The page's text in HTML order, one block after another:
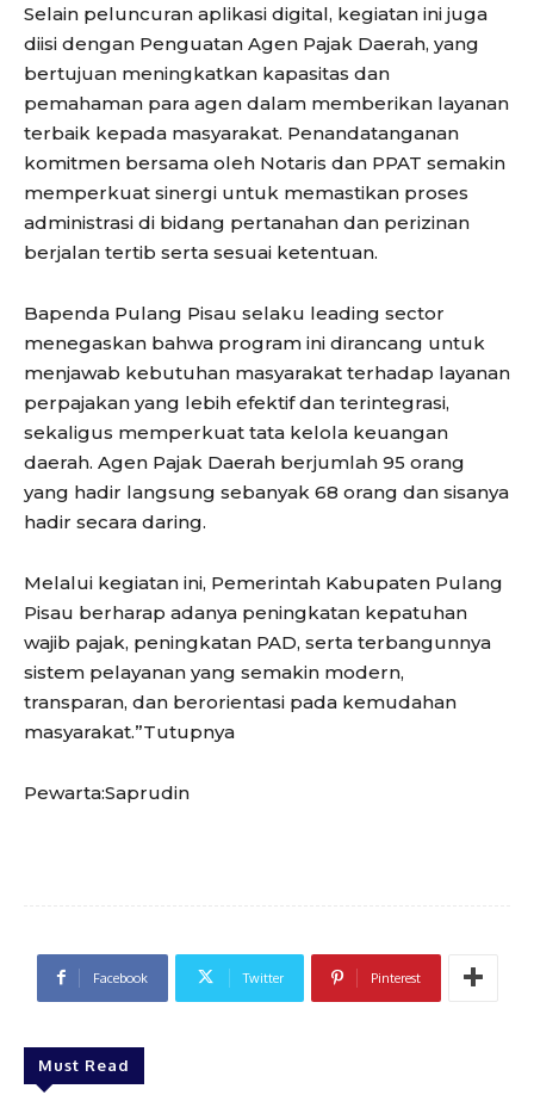
Selain peluncuran aplikasi digital, kegiatan ini juga
diisi dengan Penguatan Agen Pajak Daerah, yang
bertujuan meningkatkan kapasitas dan
pemahaman para agen dalam memberikan layanan
terbaik kepada masyarakat. Penandatanganan
komitmen bersama oleh Notaris dan PPAT semakin
memperkuat sinergi untuk memastikan proses
administrasi di bidang pertanahan dan perizinan
berjalan tertib serta sesuai ketentuan.
Bapenda Pulang Pisau selaku leading sector
menegaskan bahwa program ini dirancang untuk
menjawab kebutuhan masyarakat terhadap layanan
perpajakan yang lebih efektif dan terintegrasi,
sekaligus memperkuat tata kelola keuangan
daerah. Agen Pajak Daerah berjumlah 95 orang
yang hadir langsung sebanyak 68 orang dan sisanya
hadir secara daring.
Melalui kegiatan ini, Pemerintah Kabupaten Pulang
Pisau berharap adanya peningkatan kepatuhan
wajib pajak, peningkatan PAD, serta terbangunnya
sistem pelayanan yang semakin modern,
transparan, dan berorientasi pada kemudahan
masyarakat.”Tutupnya
Pewarta:Saprudin
Facebook Twitter Pinterest
Must Read